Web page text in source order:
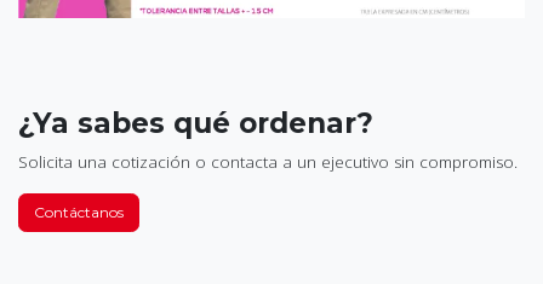
¿Ya sabes qué ordenar?
Solicita una cotización o contacta a un ejecutivo sin compromiso.
Contáctanos